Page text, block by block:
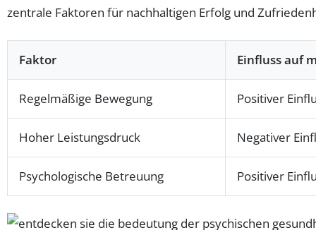
zentrale Faktoren für nachhaltigen Erfolg und
Faktor Einfluss auf
Regelmäßige Bewegung Positiver
Hoher Leistungsdruck Negativer
Psychologische Betreuung Positiver